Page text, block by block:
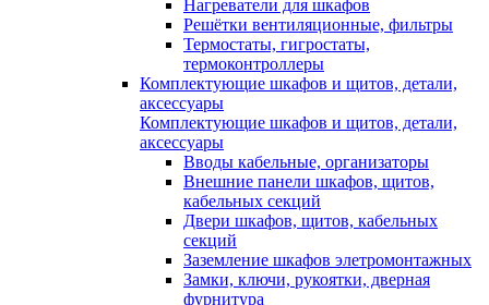
Нагреватели для шкафов
Решётки вентиляционные, фильтры
Термостаты, гигростаты,
термоконтроллеры
Комплектующие шкафов и щитов, детали,
аксессуары
Комплектующие шкафов и щитов, детали,
аксессуары
Вводы кабельные, организаторы
Внешние панели шкафов, щитов,
кабельных секций
Двери шкафов, щитов, кабельных
секций
Заземление шкафов элетромонтажных
Замки, ключи, рукоятки, дверная
фурнитура